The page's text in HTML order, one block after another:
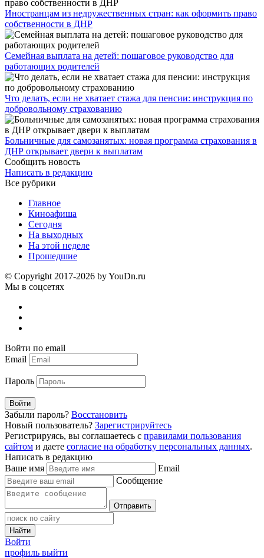
Иностранцам из недружественных стран: как оформить право
собственности в ДНР
Семейная выплата на детей: пошаговое руководство для
работающих родителей
Что делать, если не хватает стажа для пенсии: инструкция по
добровольному страхованию
Больничные для самозанятых: новая программа страхования в
ДНР открывает двери к выплатам
Сообщить новость
Написать в редакцию
Все рубрики
Главное
Киноафиша
Сегодня
На выходных
На этой неделе
Прошедшие
© Copyright 2017-2026 by YouDn.ru
Мы в соцсетях
Войти по email
Email
Пароль
Войти
Забыли пароль? Восстановить
Новый пользователь? Зарегистрируйтесь
Регистрируясь, вы соглашаетесь с правилами пользования
сайтом и даете согласие на обработку персональных данных.
Написать в редакцию
Ваше имя
Email
Сообщение
Отправить
Найти
Войти
профиль выйти